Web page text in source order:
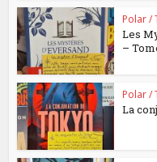
Polar /
Les
–
Polar /
La